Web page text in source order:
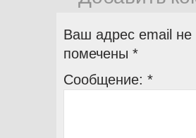
Ваш адрес email не
помечены *
Сообщение: *